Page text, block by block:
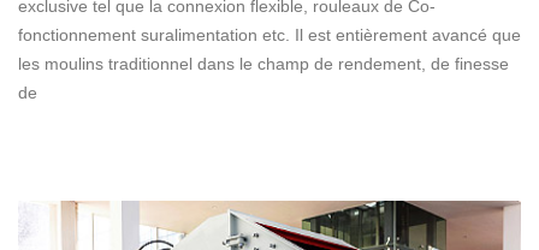
exclusive tel que la connexion flexible, rouleaux de Co-
fonctionnement suralimentation etc. Il est entièrement avancé que
les moulins traditionnel dans le champ de rendement, de finesse
de